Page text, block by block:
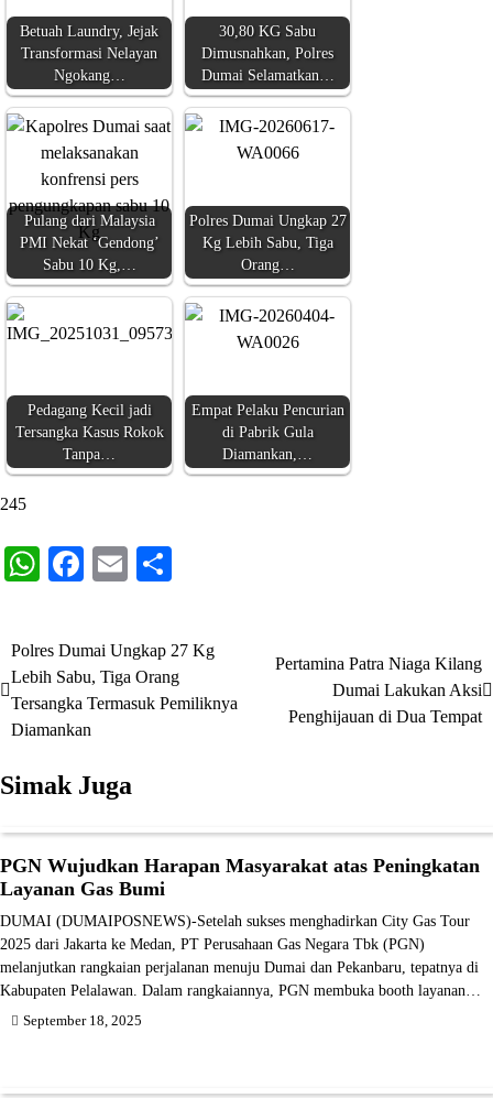
Betuah Laundry, Jejak
Transformasi Nelayan
Ngokang…
30,80 KG Sabu
Dimusnahkan, Polres
Dumai Selamatkan…
Pulang dari Malaysia
PMI Nekat ‘Gendong’
Sabu 10 Kg,…
Polres Dumai Ungkap 27
Kg Lebih Sabu, Tiga
Orang…
Pedagang Kecil jadi
Tersangka Kasus Rokok
Tanpa…
Empat Pelaku Pencurian
di Pabrik Gula
Diamankan,…
245
WhatsApp
Facebook
Email
Navigasi
pos
Polres Dumai Ungkap 27 Kg
Lebih Sabu, Tiga Orang
Tersangka Termasuk Pemiliknya
Diamankan
Pertamina Patra Niaga Kilang
Dumai Lakukan Aksi
Penghijauan di Dua Tempat
Simak Juga
PGN Wujudkan Harapan Masyarakat atas Peningkatan
Layanan Gas Bumi
DUMAI (DUMAIPOSNEWS)-Setelah sukses menghadirkan City Gas Tour
2025 dari Jakarta ke Medan, PT Perusahaan Gas Negara Tbk (PGN)
melanjutkan rangkaian perjalanan menuju Dumai dan Pekanbaru, tepatnya di
Kabupaten Pelalawan. Dalam rangkaiannya, PGN membuka booth layanan…
September 18, 2025